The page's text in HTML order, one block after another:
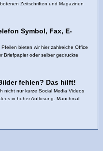
Zeitschriften und Magazinen
Symbol, Fax, E-
bieten wir hier zahlreiche Office
Briefpapier oder selber gedruckte
fehlen? Das hilft!
nicht nur kurze Social Media Videos
in hoher Auflösung. Manchmal